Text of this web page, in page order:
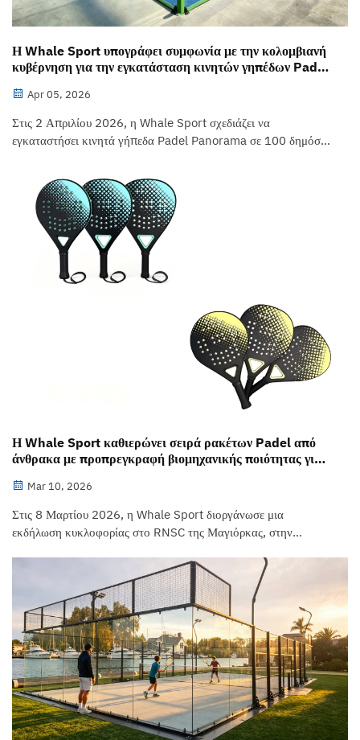
Η Whale Sport υπογράφει συμφωνία με την κολομβιανή
κυβέρνηση για την εγκατάσταση κινητών γηπέδων Padel
Apr 05, 2026
Στις 2 Απριλίου 2026, η Whale Sport σχεδιάζει να
εγκαταστήσει κινητά γήπεδα Padel Panorama σε 100 δημόσια
συνολική αξία του έργου ανέρχεται περίπου σε 4,2 εκατ. USD.
Η Whale Sport θα παράσχει πλήρη ...
Η Whale Sport καθιερώνει σειρά ρακέτων Padel από
άνθρακα με προπρεγκραφή βιομηχανικής ποιότητας για
Mar 10, 2026
Στις 8 Μαρτίου 2026, η Whale Sport διοργάνωσε μια
εκδήλωση κυκλοφορίας στο RNSC της Μαγιόρκας, στην
πάντελ «AeroCarbon». Οι κατασκευές των ρακέτων
χρησιμοποιούν προ-εμποτισμένη άνθρακα Toray T700, με
επιφάνεια ύφανσης 3K στην επιφάνεια χτυπήματος, bala...